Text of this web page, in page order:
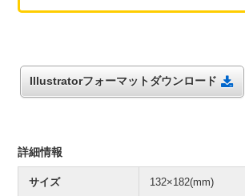
Illustratorフォーマットダウンロード
詳細情報
サイズ 132×182(mm)